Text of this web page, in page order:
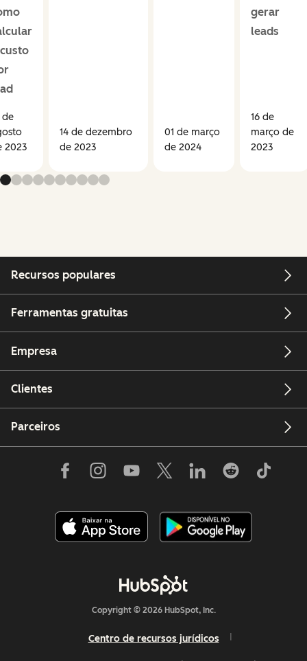
de
2023
14 de dezembro
de 2023
01 de março
de 2024
gerar
leads
16 de
março de
2023
Recursos populares
Ferramentas gratuitas
Empresa
Clientes
Parceiros
Copyright © 2026 HubSpot, Inc.
Centro de recursos jurídicos